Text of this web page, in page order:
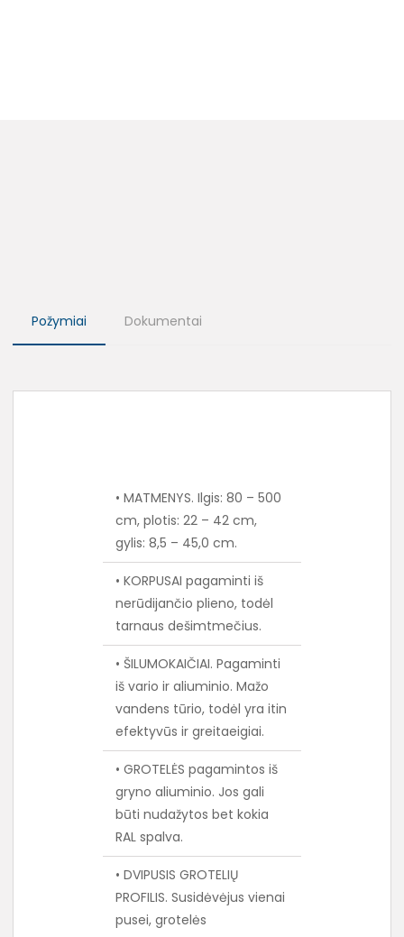
Požymiai Dokumentai
• MATMENYS. Ilgis: 80 – 500
cm, plotis: 22 – 42 cm,
gylis: 8,5 – 45,0 cm.
• KORPUSAI pagaminti iš
nerūdijančio plieno, todėl
tarnaus dešimtmečius.
• ŠILUMOKAIČIAI. Pagaminti
iš vario ir aliuminio. Mažo
vandens tūrio, todėl yra itin
efektyvūs ir greitaeigiai.
• GROTELĖS pagamintos iš
gryno aliuminio. Jos gali
būti nudažytos bet kokia
RAL spalva.
• DVIPUSIS GROTELIŲ
PROFILIS. Susidėvėjus vienai
pusei, grotelės